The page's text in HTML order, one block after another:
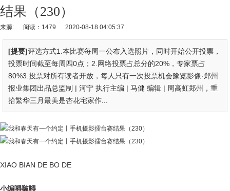
结果（230）
来源: 阅读：1479 2020-08-18 04:05:37
[提要]评选方式1.本比赛每周一公布入选照片，同时开始公开投票，
投票时间截至每周四0点；2.网络投票占总分的20%，专家票占
80%3.投票对所有读者开放，每人只有一次投票机会豫览影像·郑州
报业集团出品总监制 | 河宁 执行主编 | 马健 编辑 | 周高虹郑州，重
拾繁华三月最美是杏花宅家作...
XIAO BIAN DE BO DE
小编嘚啵嘚